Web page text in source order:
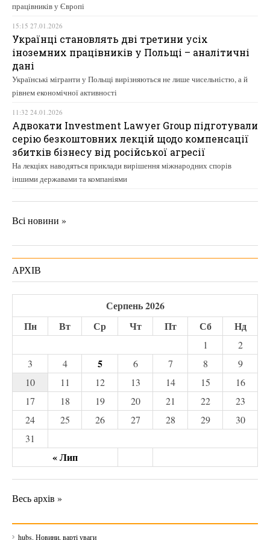
працівників у Європі
15:15 27.01.2026
Українці становлять дві третини усіх
іноземних працівників у Польщі – аналітичні
дані
Українські мігранти у Польщі вирізняються не лише чисельністю, а й
рівнем економічної активності
11:32 24.01.2026
Адвокати Investment Lawyer Group підготували
серію безкоштовних лекцій щодо компенсації
збитків бізнесу від російської агресії
На лекціях наводяться приклади вирішення міжнародних спорів
іншими державами та компаніями
Всі новини »
АРХІВ
Серпень 2026
Пн
Вт Ср Чт Пт Сб Нд
« Лип
1
2
3
4 5 6 7 8
9
10
11 12 13 14 15
16
17
18 19 20 21 22
23
24
25 26 27 28 29
30
31
Весь архів »
hubs. Новини, варті уваги